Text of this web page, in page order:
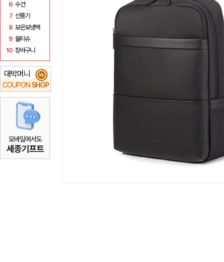
6 수건
7 선풍기
8 보온보냉백
9 물티슈
10 장바구니
대박머니
COUPON SHOP
₩
모바일에서도
세종기프트